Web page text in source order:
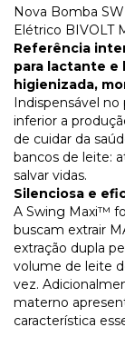
Nova Bomba
Elétrico BIVOLT
Referência
para lactante e
higienizada,
Indispensável
inferior a
de cuidar da
bancos de leite:
salvar vidas.
Silenciosa e
A Swing Maxi™
buscam extrair
extração dupla
volume de leite
vez.
materno
característica